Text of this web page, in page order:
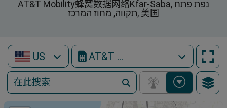
AT&T Mobility蜂窝数据网络Kfar-Saba, נפת פתח
תקווה, מחוז המרכז, 美国
US AT&T Mobility